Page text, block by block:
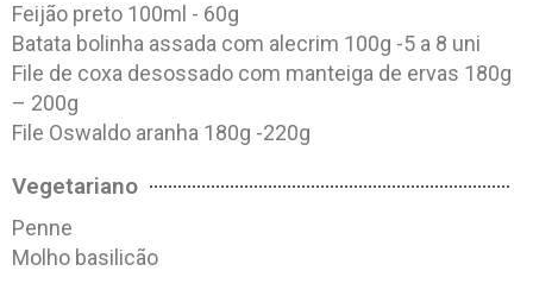
Feijão preto 100ml - 60g
Batata bolinha assada com alecrim 100g -5 a 8 uni
File de coxa desossado com manteiga de ervas 180g
– 200g
File Oswaldo aranha 180g -220g
Vegetariano
Penne
Molho basilicão